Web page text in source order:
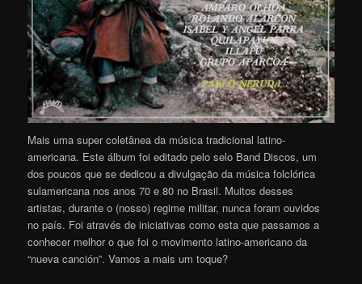
Mais uma super coletânea da música tradicional latino-
americana. Este álbum foi editado pelo selo Band Discos, um
dos poucos que se dedicou a divulgação da música folclórica
sulamericana nos anos 70 e 80 no Brasil. Muitos desses
artistas, durante o (nosso) regime militar, nunca foram ouvidos
no país. Foi através de iniciativas como esta que passamos a
conhecer melhor o que foi o movimento latino-americano da
“nueva canción”. Vamos a mais um toque?